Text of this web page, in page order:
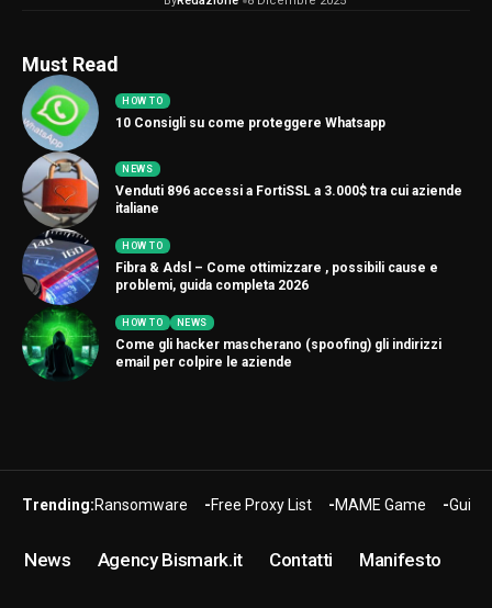
Must Read
HOW TO
10 Consigli su come proteggere Whatsapp
NEWS
Venduti 896 accessi a FortiSSL a 3.000$ tra cui aziende
italiane
HOW TO
Fibra & Adsl – Come ottimizzare , possibili cause e
problemi, guida completa 2026
HOW TO NEWS
Come gli hacker mascherano (spoofing) gli indirizzi
email per colpire le aziende
Trending:Ransomware Free Proxy List MAME Game Guide
News Agency Bismark.it Contatti Manifesto